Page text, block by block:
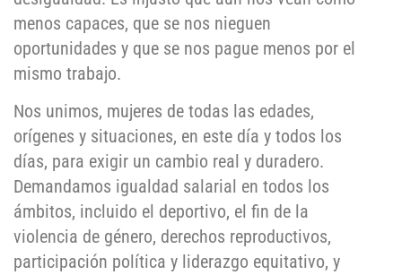
menos capaces, que se nos nieguen
oportunidades y que se nos pague menos por el
mismo trabajo.
Nos unimos, mujeres de todas las edades,
orígenes y situaciones, en este día y todos los
días, para exigir un cambio real y duradero.
Demandamos igualdad salarial en todos los
ámbitos, incluido el deportivo, el fin de la
violencia de género, derechos reproductivos,
participación política y liderazgo equitativo, y